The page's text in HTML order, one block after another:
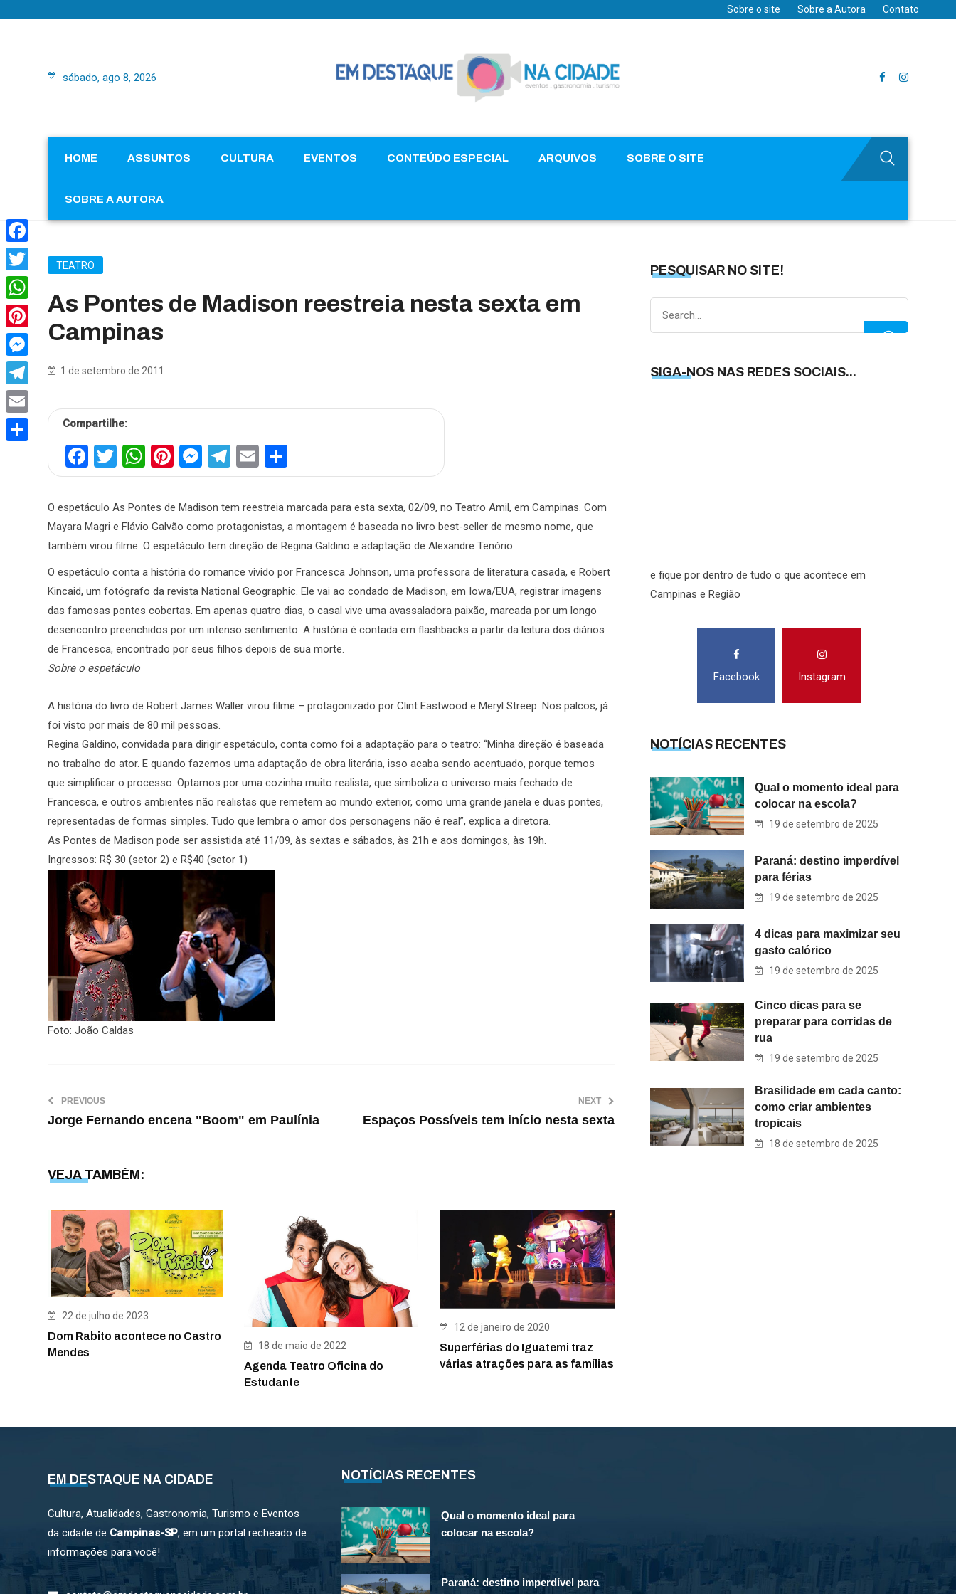
Sobre o site Sobre a Autora Contato
sábado, ago 8, 2026
HOME ASSUNTOS CULTURA EVENTOS CONTEÚDO ESPECIAL ARQUIVOS SOBRE O SITE
SOBRE A AUTORA
TEATRO
As Pontes de Madison reestreia nesta sexta em
Campinas
1 de setembro de 2011
Compartilhe:
Facebook
Twitter
WhatsApp
Pinterest
Messenger
Telegram
Email
O espetáculo As Pontes de Madison tem reestreia marcada para esta sexta, 02/09, no Teatro Amil, em Campinas. Com
Mayara Magri e Flávio Galvão como protagonistas, a montagem é baseada no livro best-seller de mesmo nome, que
também virou filme. O espetáculo tem direção de Regina Galdino e adaptação de Alexandre Tenório.
O espetáculo conta a história do romance vivido por Francesca Johnson, uma professora de literatura casada, e Robert
Kincaid, um fotógrafo da revista National Geographic. Ele vai ao condado de Madison, em Iowa/EUA, registrar imagens
das famosas pontes cobertas. Em apenas quatro dias, o casal vive uma avassaladora paixão, marcada por um longo
desencontro preenchidos por um intenso sentimento. A história é contada em flashbacks a partir da leitura dos diários
de Francesca, encontrado por seus filhos depois de sua morte.
Sobre o espetáculo
A história do livro de Robert James Waller virou filme – protagonizado por Clint Eastwood e Meryl Streep. Nos palcos, já
foi visto por mais de 80 mil pessoas.
Regina Galdino, convidada para dirigir espetáculo, conta como foi a adaptação para o teatro: “Minha direção é baseada
no trabalho do ator. E quando fazemos uma adaptação de obra literária, isso acaba sendo acentuado, porque temos
que simplificar o processo. Optamos por uma cozinha muito realista, que simboliza o universo mais fechado de
Francesca, e outros ambientes não realistas que remetem ao mundo exterior, como uma grande janela e duas pontes,
representadas de formas simples. Tudo que lembra o amor dos personagens não é real”, explica a diretora.
As Pontes de Madison pode ser assistida até 11/09, às sextas e sábados, às 21h e aos domingos, às 19h.
Ingressos: R$ 30 (setor 2) e R$40 (setor 1)
Foto: João Caldas
PREVIOUS
Jorge Fernando encena "Boom" em Paulínia
NEXT
Espaços Possíveis tem início nesta sexta
VEJA TAMBÉM:
22 de julho de 2023
Dom Rabito acontece no Castro
Mendes
18 de maio de 2022
Agenda Teatro Oficina do
Estudante
12 de janeiro de 2020
Superférias do Iguatemi traz
várias atrações para as famílias
PESQUISAR NO SITE!
SIGA-NOS NAS REDES SOCIAIS...
e fique por dentro de tudo o que acontece em
Campinas e Região
Facebook Instagram
NOTÍCIAS RECENTES
Qual o momento ideal para
colocar na escola?
19 de setembro de 2025
Paraná: destino imperdível
para férias
19 de setembro de 2025
4 dicas para maximizar seu
gasto calórico
19 de setembro de 2025
Cinco dicas para se
preparar para corridas de
rua
19 de setembro de 2025
Brasilidade em cada canto:
como criar ambientes
tropicais
18 de setembro de 2025
EM DESTAQUE NA CIDADE
Cultura, Atualidades, Gastronomia, Turismo e Eventos
da cidade de Campinas-SP, em um portal recheado de
informações para você!
NOTÍCIAS RECENTES
Qual o momento ideal para
colocar na escola?
Paraná: destino imperdível para
Facebook
Twitter
WhatsApp
Pinterest
Messenger
Telegram
Email